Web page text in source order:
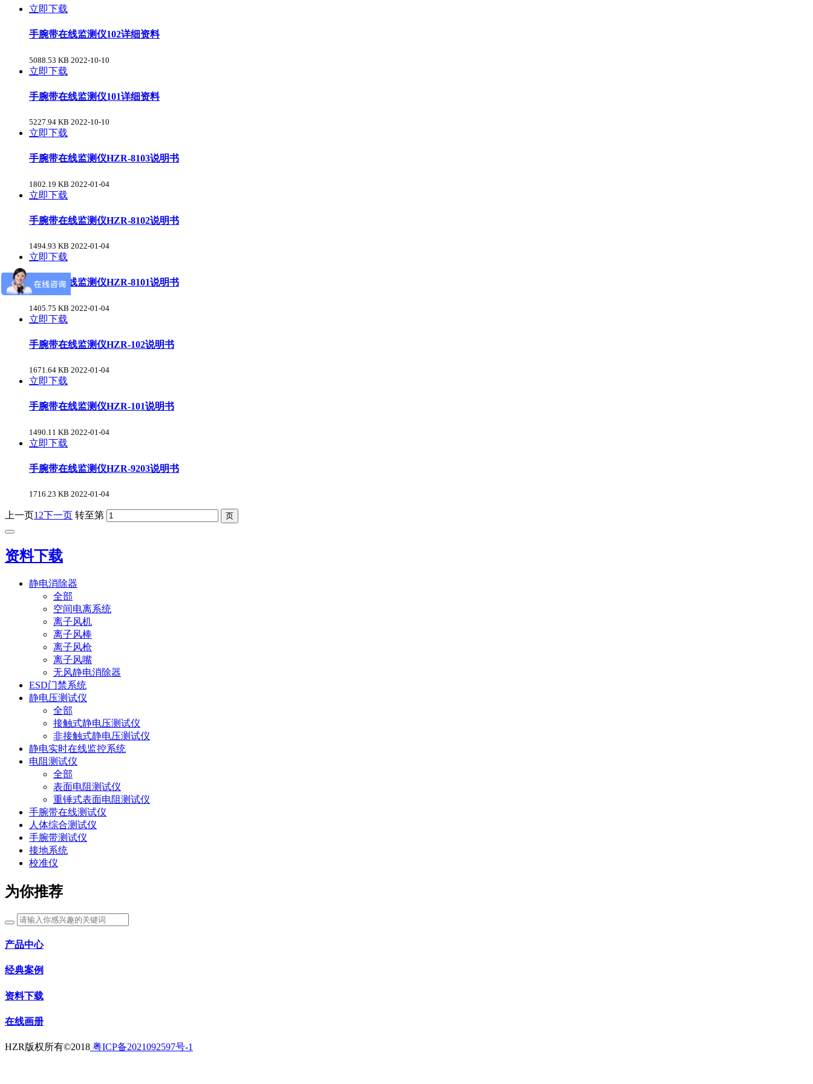
立即下载
手腕带在线监测仪102详细资料
5088.53 KB 2022-10-10
立即下载
手腕带在线监测仪101详细资料
5227.94 KB 2022-10-10
立即下载
手腕带在线监测仪HZR-8103说明书
1802.19 KB 2022-01-04
立即下载
手腕带在线监测仪HZR-8102说明书
1494.93 KB 2022-01-04
立即下载
手腕带在线监测仪HZR-8101说明书
1405.75 KB 2022-01-04
立即下载
手腕带在线监测仪HZR-102说明书
1671.64 KB 2022-01-04
立即下载
手腕带在线监测仪HZR-101说明书
1490.11 KB 2022-01-04
立即下载
手腕带在线监测仪HZR-9203说明书
1716.23 KB 2022-01-04
上一页1 2下一页 转至第
资料下载
静电消除器
全部
空间电离系统
离子风机
离子风棒
离子风枪
离子风嘴
无风静电消除器
ESD门禁系统
静电压测试仪
全部
接触式静电压测试仪
非接触式静电压测试仪
静电实时在线监控系统
电阻测试仪
全部
表面电阻测试仪
重锤式表面电阻测试仪
手腕带在线测试仪
人体综合测试仪
手腕带测试仪
接地系统
校准仪
为你推荐
产品中心
经典案例
资料下载
在线画册
HZR版权所有©2018 粤ICP备2021092597号-1